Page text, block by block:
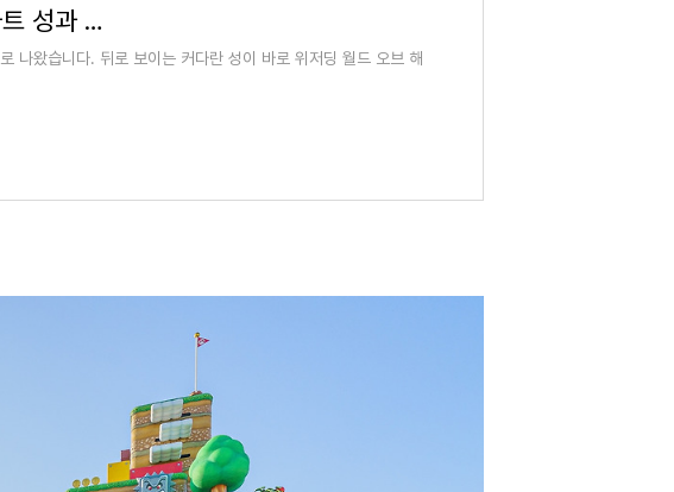
오사카 여행 유니버설 스튜디오 재팬, 호그와트 성과 해리포터의 어트랙션
나왔습니다. 뒤로 보이는 커다란 성이 바로 위저딩 월드 오브 해